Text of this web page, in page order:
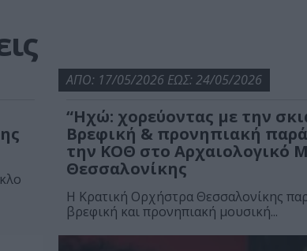
ΑΠΟ: 17/05/2026 ΕΩΣ: 24/05/2026
“Ηχώ: χορεύοντας με την
Βρεφική & προνηπιακή
την ΚΟΘ στο Αρχαιολογικό
Θεσσαλονίκης
Η Κρατική Ορχήστρα Θεσσαλονίκης
βρεφική και προνηπιακή μουσική...